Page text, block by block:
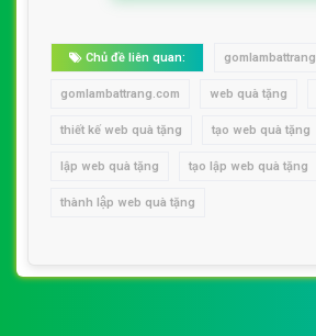
Chủ đề liên quan: gomlambattrang
gomlambattrang.com web quà tặng
thiết kế web quà tặng tạo web quà tặng
lập web quà tặng tạo lập web quà tặng
thành lập web quà tặng